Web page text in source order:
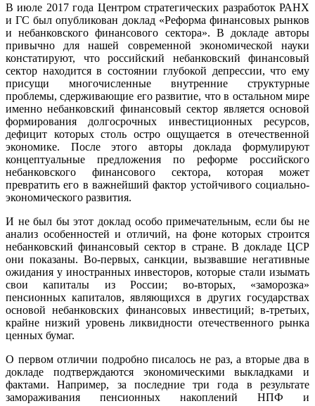
В июле 2017 года Центром стратегических разработок РАНХ
и ГС был опубликован доклад «Реформа финансовых рынков
и небанковского финансового сектора». В докладе авторы
привычно для нашей современной экономической науки
констатируют, что российский небанковский финансовый
сектор находится в состоянии глубокой депрессии, что ему
присущи многочисленные внутренние структурные
проблемы, сдерживающие его развитие, что в остальном мире
именно небанковский финансовый сектор является основой
формирования долгосрочных инвестиционных ресурсов,
дефицит которых столь остро ощущается в отечественной
экономике. После этого авторы доклада формулируют
концептуальные предложения по реформе российского
небанковского финансового сектора, которая может
превратить его в важнейший фактор устойчивого социально-
экономического развития.
И не был бы этот доклад особо примечательным, если бы не
анализ особенностей и отличий, на фоне которых строится
небанковский финансовый сектор в стране. В докладе ЦСР
они показаны. Во-первых, санкции, вызвавшие негативные
ожидания у иностранных инвесторов, которые стали изымать
свои капиталы из России; во-вторых, «заморозка»
пенсионных капиталов, являющихся в других государствах
основой небанковских финансовых инвестиций; в-третьих,
крайне низкий уровень ликвидности отечественного рынка
ценных бумаг.
О первом отличии подробно писалось не раз, а вторые два в
докладе подтверждаются экономическими выкладками и
фактами. Например, за последние три года в результате
замораживания пенсионных накоплений НПФ и